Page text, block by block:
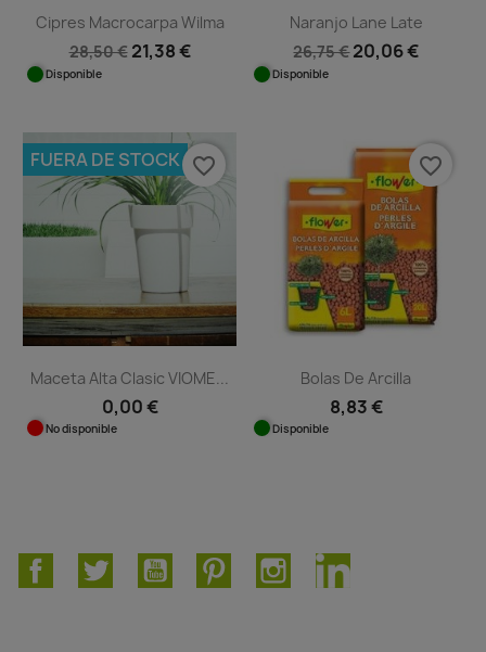
Cipres Macrocarpa Wilma
28,50 € 21,38 €
Disponible
Naranjo Lane Late
26,75 €20,06 €
Disponible
Maceta Alta Clasic VIOME...
0,00 €
No disponible
FUERA DE STOCK favorite_border
Bolas De Arcilla
8,83 €
Disponible
favorite_border
FacebookTwitter YouTube PinterestInstagramLinkedIn